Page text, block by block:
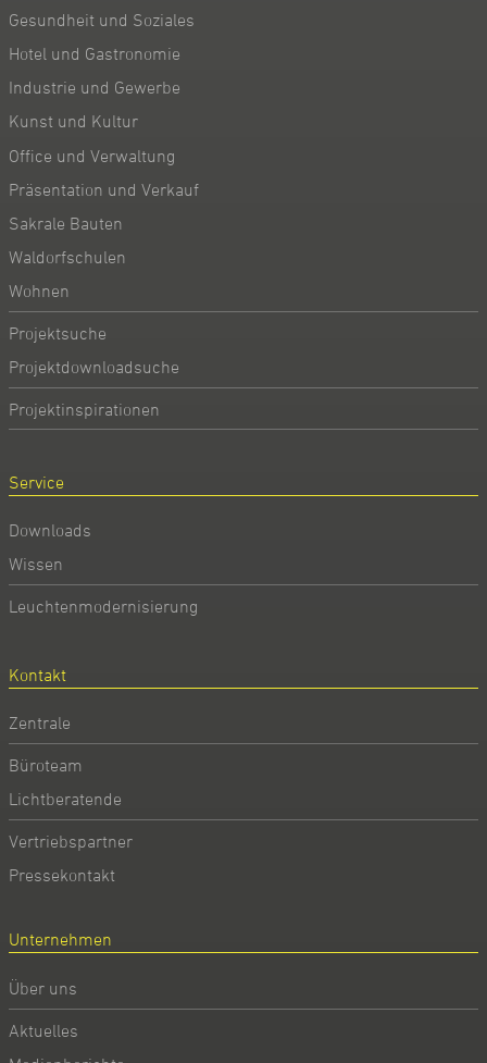
Gesundheit und Soziales
Hotel und Gastronomie
Industrie und Gewerbe
Kunst und Kultur
Office und Verwaltung
Präsentation und Verkauf
Sakrale Bauten
Waldorfschulen
Wohnen
Projektsuche
Projektdownloadsuche
Projektinspirationen
Service
Downloads
Wissen
Leuchtenmodernisierung
Kontakt
Zentrale
Büroteam
Lichtberatende
Vertriebspartner
Pressekontakt
Unternehmen
Über uns
Aktuelles